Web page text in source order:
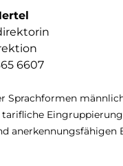
6607
Sprachformen
tarifliche
anerkennungsfähigen